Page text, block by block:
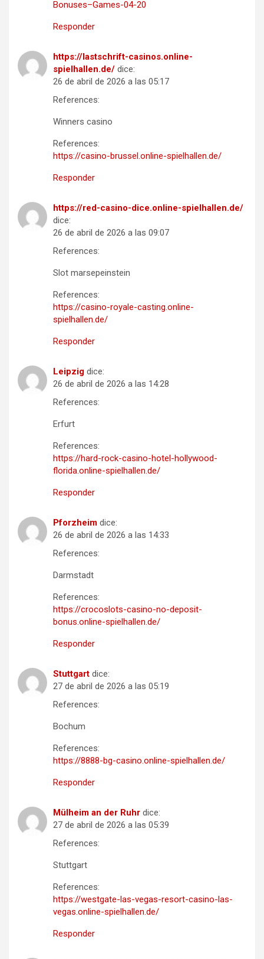
Bonuses–Games-04-20
Responder
https://lastschrift-casinos.online-
spielhallen.de/ dice:
26 de abril de 2026 a las 05:17
References:
Winners casino
References:
https://casino-brussel.online-spielhallen.de/
Responder
https://red-casino-dice.online-spielhallen.de/
dice:
26 de abril de 2026 a las 09:07
References:
Slot marsepeinstein
References:
https://casino-royale-casting.online-
spielhallen.de/
Responder
Leipzig dice:
26 de abril de 2026 a las 14:28
References:
Erfurt
References:
https://hard-rock-casino-hotel-hollywood-
florida.online-spielhallen.de/
Responder
Pforzheim dice:
26 de abril de 2026 a las 14:33
References:
Darmstadt
References:
https://crocoslots-casino-no-deposit-
bonus.online-spielhallen.de/
Responder
Stuttgart dice:
27 de abril de 2026 a las 05:19
References:
Bochum
References:
https://8888-bg-casino.online-spielhallen.de/
Responder
Mülheim an der Ruhr dice:
27 de abril de 2026 a las 05:39
References:
Stuttgart
References:
https://westgate-las-vegas-resort-casino-las-
vegas.online-spielhallen.de/
Responder